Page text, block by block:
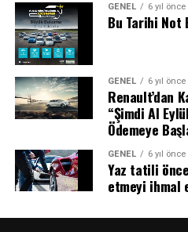
GENEL 6 yıl önce
Bu Tarihi Not
GENEL 6 yıl önce
Renault’dan
“Şimdi Al
Ödemeye
GENEL 6 yıl önce
Yaz tatili
etmeyi ihmal